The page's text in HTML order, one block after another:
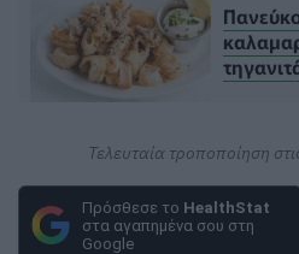
Τελευταία τροποποίηση
Πρόσθεσε το HealthStat
στα αγαπημένα σου στη
Google